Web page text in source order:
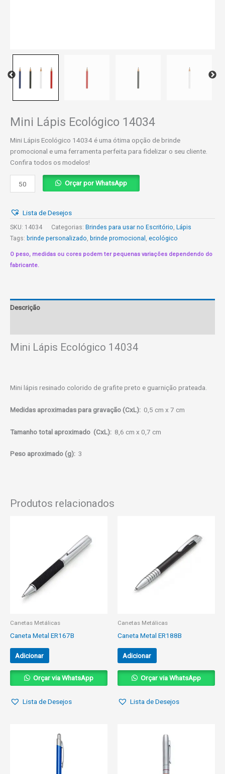
Mini Lápis Ecológico 14034
Mini Lápis Ecológico 14034 é uma ótima opção de brinde
promocional e uma ferramenta perfeita para fidelizar o seu cliente.
Confira todos os modelos!
Lápis
14034
quantidade
Orçar por WhatsApp
Lista de Desejos
SKU: 14034 Categorias: Brindes para usar no Escritório, Lápis
Tags: brinde personalizado, brinde promocional , ecológico
O peso, medidas ou cores podem ter pequenas variações dependendo do
fabricante.
Descrição
Mini Lápis Ecológico 14034
Mini lápis resinado colorido de grafite preto e guarnição prateada.
Medidas aproximadas para gravação (CxL): 0,5 cm x 7 cm
Tamanho total aproximado (CxL): 8,6 cm x 0,7 cm
Peso aproximado (g): 3
Produtos relacionados
Canetas Metálicas
Caneta Metal ER167B
Adicionar
Orçar via WhatsApp
Lista de Desejos
Canetas Metálicas
Caneta Metal ER188B
Adicionar
Orçar via WhatsApp
Lista de Desejos